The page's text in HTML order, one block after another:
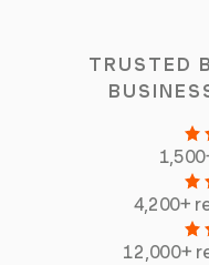
TRUSTED
4,200+
12,000+